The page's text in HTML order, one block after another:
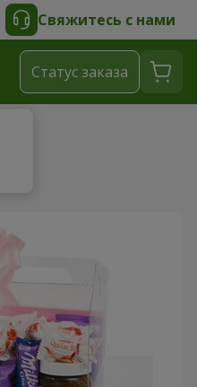
Свяжитесь с нами
Cтатус заказа